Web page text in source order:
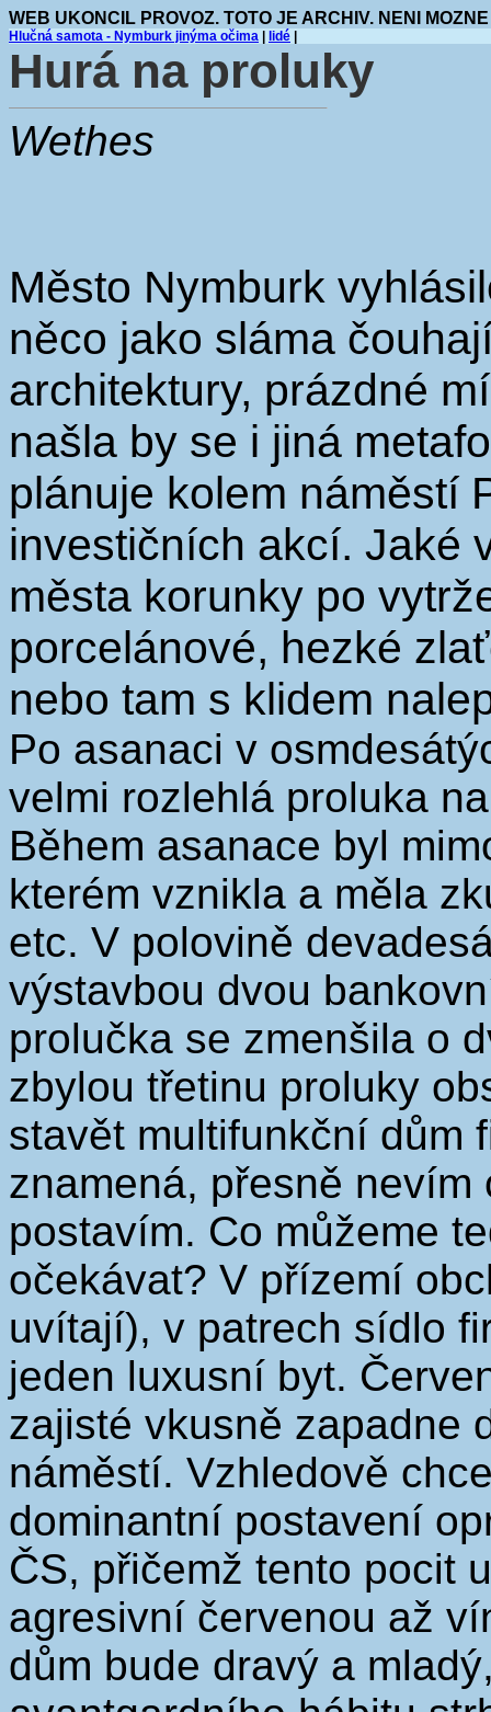
WEB UKONCIL PROVOZ. TOTO JE ARCHIV. NENI
Hlučná samota - Nymburk jinýma očima lidé
Hurá na proluky
Wethes
Město Nymburk
něco jako sláma
architektury, prázdné
našla by se i jiná
plánuje kolem náměstí
investičních akcí. Jaké
města korunky po
porcelánové, hezké
nebo tam s klidem
Po asanaci v
velmi rozlehlá proluka
Během asanace byl
kterém vznikla a měla
etc. V polovině
výstavbou dvou
prolučka se zmenšila o
zbylou třetinu proluky
stavět multifunkční dům
znamená, přesně
postavím. Co můžeme
očekávat? V přízemí
uvítají), v patrech sídlo
jeden luxusní byt.
zajisté vkusně zapadne
náměstí. Vzhledově
dominantní postavení
ČS, přičemž tento pocit
agresivní červenou až
dům bude dravý a